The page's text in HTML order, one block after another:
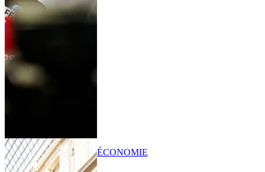
ÉCONOMIE